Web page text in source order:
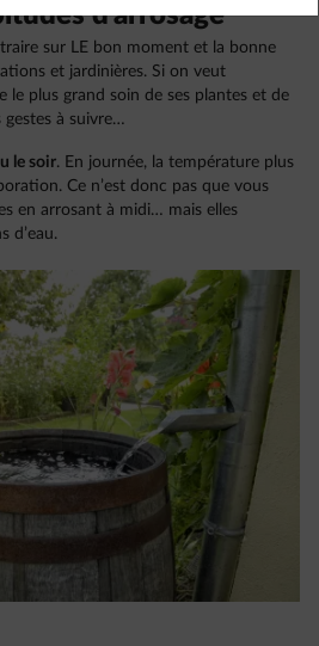
d’arrosage
sur LE bon moment et la bonne
et jardinières. Si on veut
le plus grand soin de ses plantes et de
gestes à suivre…
le soir. En journée, la température plus
Ce n’est donc pas que vous
en arrosant à midi… mais elles
d’eau.